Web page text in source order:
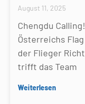
August 11, 2025
Chengdu
Österreichs
der Flieger
trifft das Team
Weiterlesen